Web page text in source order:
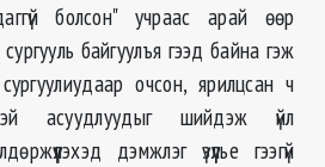
болсон" учраас арай өөр
байгуулъя гээд байна гэж
очсон, ярилцсан ч
асуудлуудыг шийдэж үйл
дэмжлэг үзүүлье гээгүй